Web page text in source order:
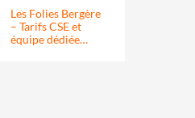
Les Folies Bergère
– Tarifs CSE et
équipe dédiée…